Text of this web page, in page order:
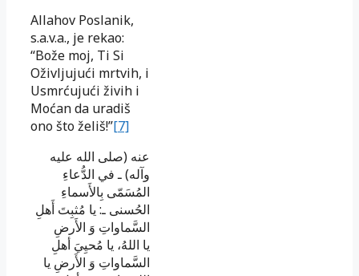
Allahov Poslanik,
s.a.v.a., je rekao:
“Bože moj, Ti Si
Oživljujući mrtvih, i
Usmrćujući živih i
Moćan da uradiš
ono što želiš!”[7]
عنه (صلى الله عليه
وآله) ـ في الدُّعاءِ
المُسَمّى بِالأَسماءِ
الحُسنى ـ: يا مُثبِتَ أَهلِ
السَّماواتِ وَ الأَرضِ
يا اللهُ، يا مُحيِيَ أهلِ
السَّماواتِ وَ الأَرضِ يا